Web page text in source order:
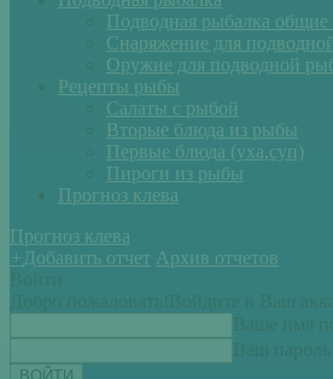
Подводная рыбалка общие
Снаряжение для
Оружие для подводной
Рецепты рыбы
Салаты с рыбой
Вторые блюда из рыбы
Первые блюда (уха,суп)
Пироги из рыбы
Прогноз клева
Прогноз клева
+ Добавить отчет Архив отчетов
Войти
Добро пожаловать! Войдите в Ваш
Ваше имя
Ваш пароль